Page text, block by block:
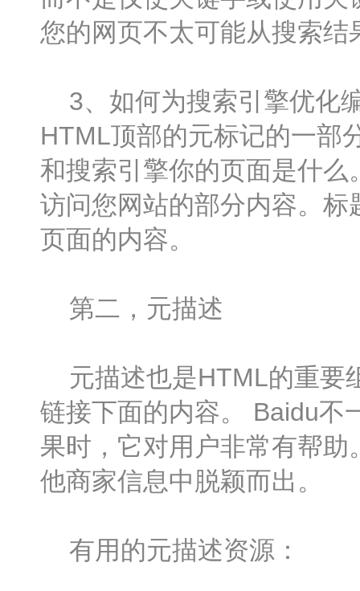
您的网页不太可能从搜索
3、如何为搜索引擎优化
HTML顶部的元标记的一部
和搜索引擎你的页面是什
访问您网站的部分内容。
页面的内容。
第二，元描述
元描述也是HTML的重要
链接下面的内容。 Baidu不
果时，它对用户非常有帮
他商家信息中脱颖而出。
有用的元描述资源：